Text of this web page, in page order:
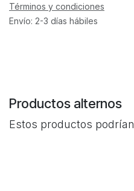
Términos y condiciones
Envío: 2-3 días hábiles
Productos alternos
Estos productos